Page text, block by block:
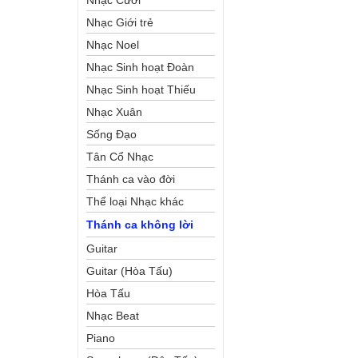
Nhạc Giới trẻ
Nhạc Noel
Nhạc Sinh hoạt Đoàn
Thể Công Giáo
Nhạc Sinh hoạt Thiếu
Nhi
Nhạc Xuân
Sống Đạo
Tân Cổ Nhạc
Thánh ca vào đời
Thể loại Nhạc khác
Thánh ca không lời
Guitar
Guitar (Hòa Tấu)
Hòa Tấu
Nhạc Beat
Piano